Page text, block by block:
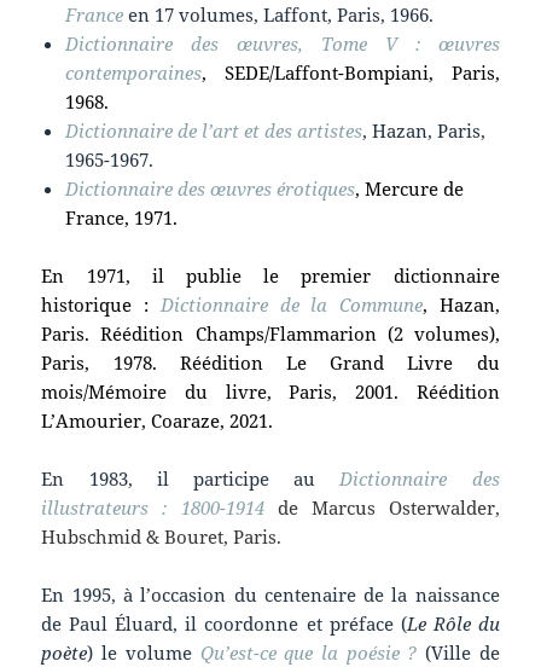
France en 17 volumes, Laffont, Paris, 1966.
Dictionnaire des œuvres, Tome V
: œuvres
contemporaines, SEDE/Laffont-Bompiani, Paris,
1968.
Dictionnaire de l’art et des artistes, Hazan, Paris,
1965-1967.
Dictionnaire des œuvres érotiques, Mercure de
France, 1971.
En 1971, il publie le premier dictionnaire
historique : Dictionnaire de la Commune, Hazan,
Paris. Réédition Champs/Flammarion (2 volumes),
Paris, 1978. Réédition Le Grand Livre du
mois/Mémoire du livre, Paris, 2001. Réédition
L’Amourier, Coaraze, 2021.
En 1983, il participe au
Dictionnaire des
illustrateurs : 1800-1914 de Marcus Osterwalder,
Hubschmid & Bouret, Paris.
En 1995, à l’occasion du centenaire de la naissance
de Paul Éluard, il coordonne et préface (Le Rôle du
poète) le volume Qu’est-ce que la poésie ? (Ville de